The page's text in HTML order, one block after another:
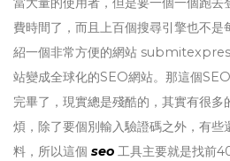
費時間了，而且上百個搜尋引擎也不是
紹一個非常方便的網站
站變成全球化的SEO網站。那這個
完畢了，現實總是殘酷的，其實有很多
煩，除了要個別輸入驗證碼之外，有些
料，所以這個 seo 工具主要就是找前